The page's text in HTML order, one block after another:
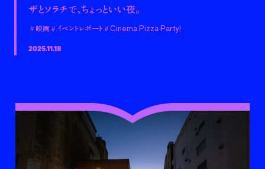
ザとソラチで、ちょっといい夜。
＃映画＃イベントレポート ＃Cinema Pizza Party!
2025.11.18